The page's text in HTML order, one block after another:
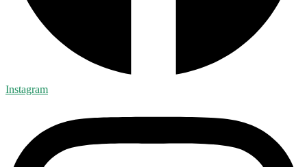
Instagram